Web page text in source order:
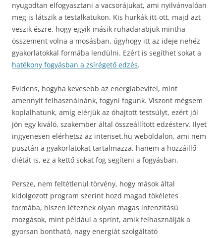
nyugodtan elfogyasztani a vacsorájukat, ami nyilvánvalóan
meg is látszik a testalkatukon. Kis hurkák itt-ott, majd azt
veszik észre, hogy egyik-másik ruhadarabjuk mintha
összement volna a mosásban, úgyhogy itt az ideje nehéz
gyakorlatokkal formába lendülni. Ezért is segíthet sokat a
hatékony fogyásban a zsírégető edzés.
Evidens, hogyha kevesebb az energiabevitel, mint
amennyit felhasználnánk, fogyni fogunk. Viszont mégsem
koplalhatunk, amíg elérjük az óhajtott testsúlyt, ezért jól
jön egy kiváló, szakember által összeállított edzésterv. Ilyet
ingyenesen elérhetsz az intenset.hu weboldalon, ami nem
pusztán a gyakorlatokat tartalmazza, hanem a hozzáillő
diétát is, ez a kettő sokat fog segíteni a fogyásban.
Persze, nem feltétlenül törvény, hogy mások által
kidolgozott program szerint hozd magad tökéletes
formába, hiszen léteznek olyan magas intenzitású
mozgások, mint például a sprint, amik felhasználják a
gyorsan bontható, nagy energiát szolgáltató